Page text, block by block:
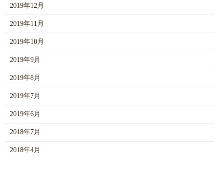
2019年12月
2019年11月
2019年10月
2019年9月
2019年8月
2019年7月
2019年6月
2018年7月
2018年4月